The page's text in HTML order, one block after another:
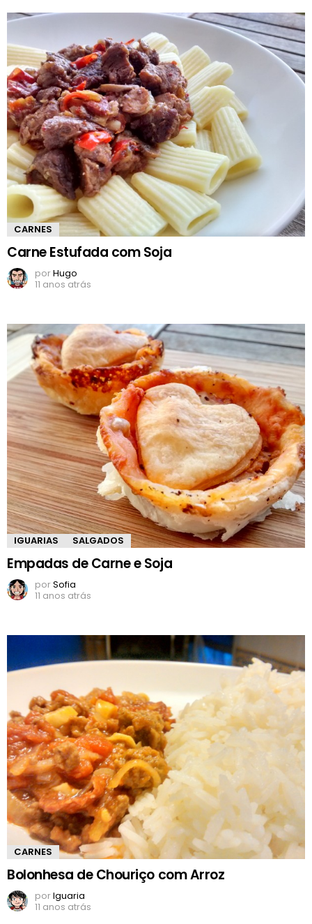
CARNES
Carne Estufada com Soja
porHugo
11 anos atrás
IGUARIAS SALGADOS
Empadas de Carne e Soja
porSofia
11 anos atrás
CARNES
Bolonhesa de Chouriço com Arroz
porIguaria
11 anos atrás